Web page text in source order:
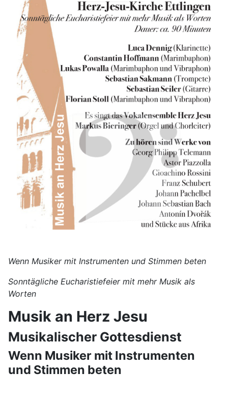
Wenn Musiker mit Instrumenten und Stimmen beten
Sonntägliche Eucharistiefeier mit mehr Musik als
Worten
Musik an Herz Jesu
Musikalischer Gottesdienst
Wenn Musiker mit Instrumenten
und Stimmen beten